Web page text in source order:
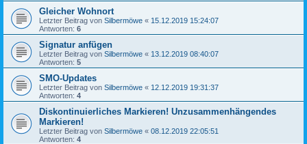
Gleicher Wohnort
Letzter Beitrag von Silbermöwe « 15.12.2019 15:24:07
Antworten: 6
Signatur anfügen
Letzter Beitrag von Silbermöwe « 13.12.2019 08:40:07
Antworten: 5
SMO-Updates
Letzter Beitrag von Silbermöwe « 12.12.2019 19:31:37
Antworten: 4
Diskontinuierliches Markieren! Unzusammenhängendes
Markieren!
Letzter Beitrag von Silbermöwe « 08.12.2019 22:05:51
Antworten: 4